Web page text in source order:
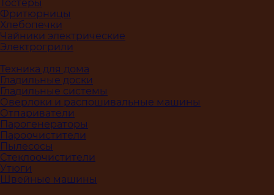
Тостеры
Фритюрницы
Хлебопечки
Чайники электрические
Электрогрили
Техника для дома
Гладильные доски
Гладильные системы
Оверлоки и распошивальные машины
Отпариватели
Парогенераторы
Пароочистители
Пылесосы
Стеклоочистители
Утюги
Швейные машины